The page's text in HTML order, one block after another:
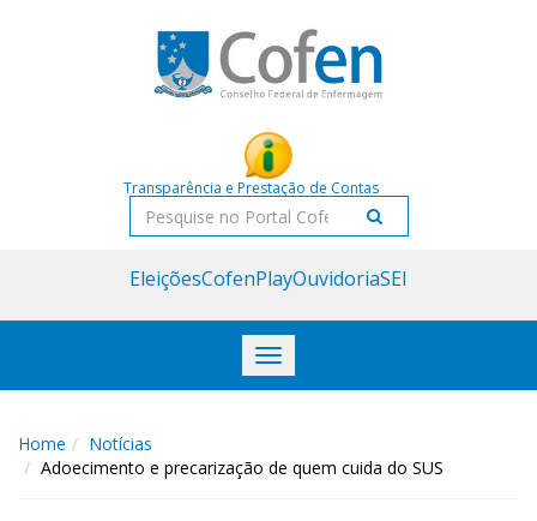
Transparência e Prestação de Contas
Pesquisar
EleiçõesCofenPlayOuvidoriaSEI
Toggle
navigation
Home
Notícias
Adoecimento e precarização de quem cuida do SUS